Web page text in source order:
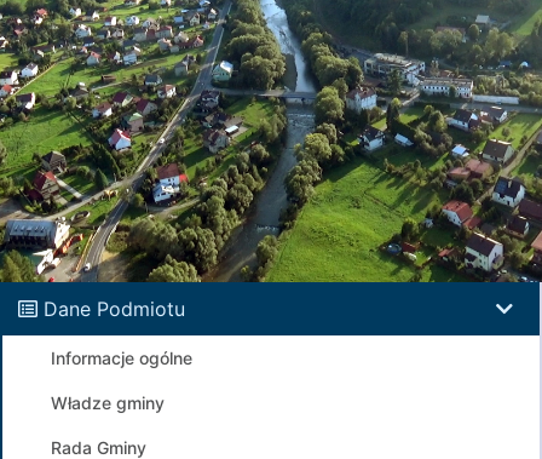
Dane Podmiotu
Informacje ogólne
Władze gminy
Rada Gminy